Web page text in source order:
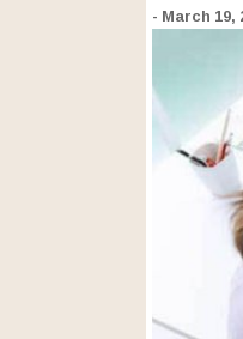
- March 19,